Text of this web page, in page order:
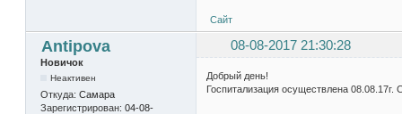
Сайт
Antipova 08-08-2017 21:30:28
Новичок
Неактивен
Откуда: Самара
Зарегистрирован: 04-08-
Добрый день!
Госпитализация осуществлена 08.08.17г.